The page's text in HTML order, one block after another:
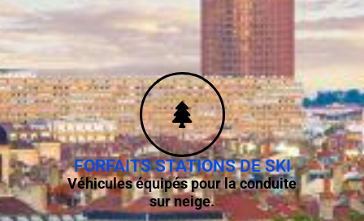
FORFAITS STATIONS DE SKI
Véhicules équipés pour la conduite
sur neige.